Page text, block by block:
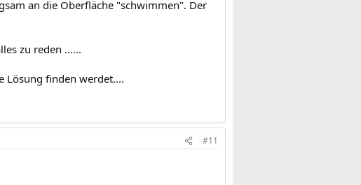
an die Oberfläche "schwimmen". Der
zu reden ......
Lösung finden werdet....
#11